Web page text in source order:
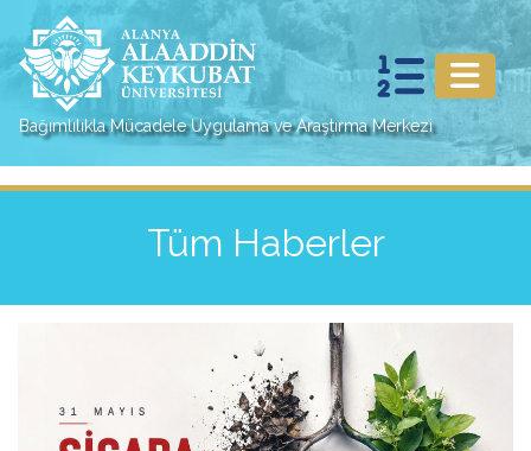
Bağımlılıkla Mücadele Uygulama ve Araştırma Merkezi
Tüm Haberler